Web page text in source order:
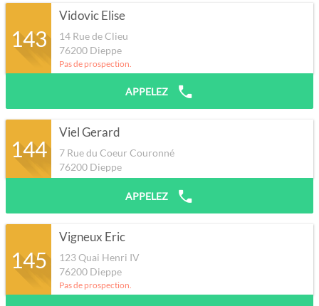
143
Vidovic Elise
14 Rue de Clieu
76200 Dieppe
Pas de prospection.
APPELEZ
144
Viel Gerard
7 Rue du Coeur Couronné
76200 Dieppe
APPELEZ
145
Vigneux Eric
123 Quai Henri IV
76200 Dieppe
Pas de prospection.